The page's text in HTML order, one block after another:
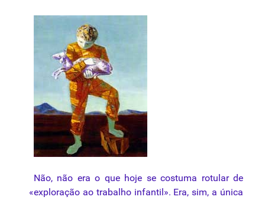
Não, não era o que hoje se costuma rotular de
«exploração ao trabalho infantil». Era, sim, a única